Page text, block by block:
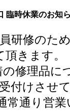
臨時休業のお知
研修のた
きます。
修理品に
付けさせ
常通り営